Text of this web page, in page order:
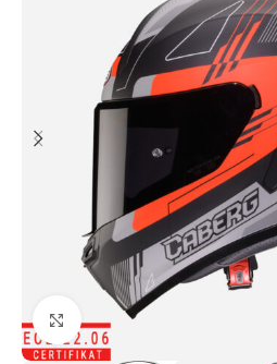
Klikni da uvećaš sliku